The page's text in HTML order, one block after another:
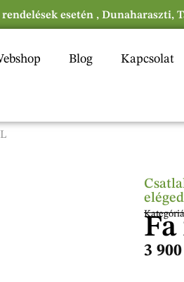
esetén , Dunaharaszti,
Blog Kapcsolat
3 900